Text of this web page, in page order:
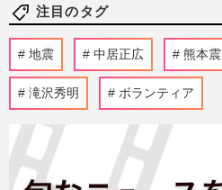
注目のタグ
地震 中居正広 熊本
滝沢秀明 ボランティア